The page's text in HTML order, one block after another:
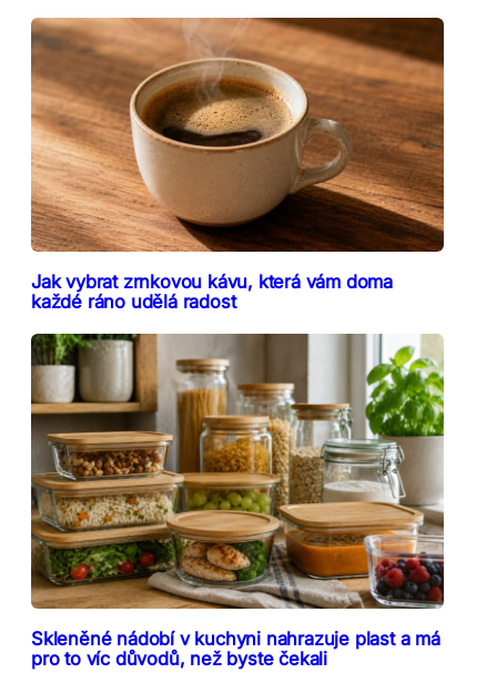
Jak vybrat zrnkovou kávu, která vám doma
každé ráno udělá radost
Skleněné nádobí v kuchyni nahrazuje plast a má
pro to víc důvodů, než byste čekali